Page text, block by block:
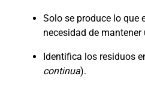
Solo se produce lo que
necesidad de mantener
Identifica los residuos
continua).